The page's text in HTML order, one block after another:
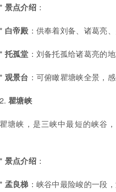
* 景点介绍：
* 白帝殿：供奉着刘备、诸葛亮
* 托孤堂 ：刘备托孤给诸葛亮的地
* 观景台 ：可俯瞰瞿塘峡全景，
2. 瞿塘峡
瞿塘峡，是三峡中最短的峡谷
* 景点介绍：
* 孟良梯 ：峡谷中最险峻的一段